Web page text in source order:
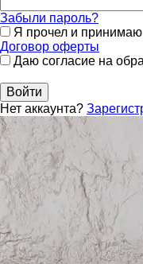
Забыли пароль?
Я прочел и принимаю
Договор оферты
Даю согласие на
Войти
Нет аккаунта?